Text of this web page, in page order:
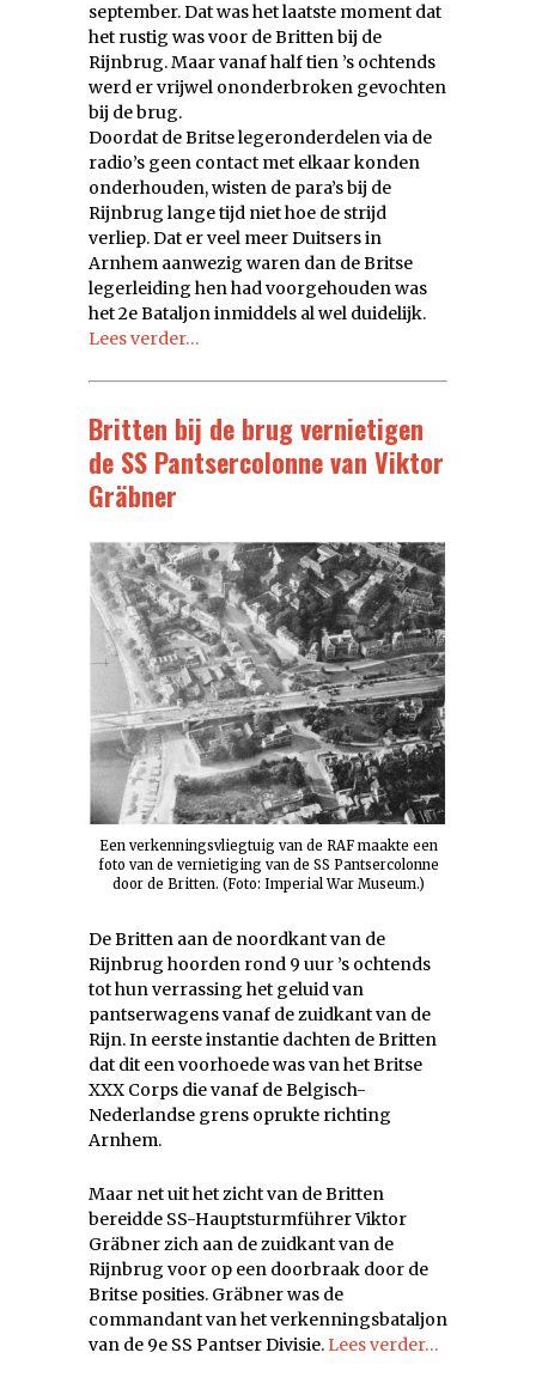
september. Dat was het laatste moment dat
het rustig was voor de Britten bij de
Rijnbrug. Maar vanaf half tien ’s ochtends
werd er vrijwel ononderbroken gevochten
bij de brug.
Doordat de Britse legeronderdelen via de
radio’s geen contact met elkaar konden
onderhouden, wisten de para’s bij de
Rijnbrug lange tijd niet hoe de strijd
verliep. Dat er veel meer Duitsers in
Arnhem aanwezig waren dan de Britse
legerleiding hen had voorgehouden was
het 2e Bataljon inmiddels al wel duidelijk.
Lees verder…
Britten bij de brug vernietigen
de SS Pantsercolonne van Viktor
Gräbner
Een verkenningsvliegtuig van de RAF maakte een
foto van de vernietiging van de SS Pantsercolonne
door de Britten. (Foto: Imperial War Museum.)
De Britten aan de noordkant van de
Rijnbrug hoorden rond 9 uur ’s ochtends
tot hun verrassing het geluid van
pantserwagens vanaf de zuidkant van de
Rijn. In eerste instantie dachten de Britten
dat dit een voorhoede was van het Britse
XXX Corps die vanaf de Belgisch-
Nederlandse grens oprukte richting
Arnhem.
Maar net uit het zicht van de Britten
bereidde SS-Hauptsturmführer Viktor
Gräbner zich aan de zuidkant van de
Rijnbrug voor op een doorbraak door de
Britse posities. Gräbner was de
commandant van het verkenningsbataljon
van de 9e SS Pantser Divisie. Lees verder…